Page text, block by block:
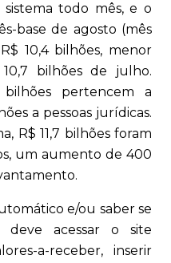
todo mês, e o
base de agosto (mês
10,4 bilhões, menor
bilhões de julho.
pertencem a
a pessoas jurídicas.
R$ 11,7 bilhões foram
um aumento de 400
e/ou saber se
deve acessar o site
a-receber, inserir